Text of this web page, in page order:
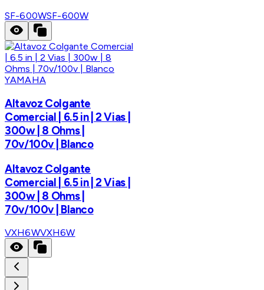
SF-600WSF-600W
YAMAHA
Altavoz Colgante
Comercial | 6.5 in | 2 Vias |
300w | 8 Ohms |
70v/100v | Blanco
Altavoz Colgante
Comercial | 6.5 in | 2 Vias |
300w | 8 Ohms |
70v/100v | Blanco
VXH6WVXH6W